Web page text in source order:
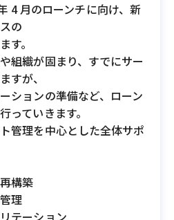
4 月のローンチに向け、新
の
す。
組織が固まり、すでにサー
すが、
ションの準備など、ローン
っていきます。
管理を中心とした全体サポ
構築
理
テーション